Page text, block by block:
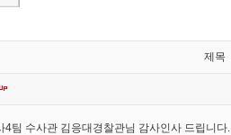
제목
팀 수사관 김응대경찰관님 감사인사 드립니다.